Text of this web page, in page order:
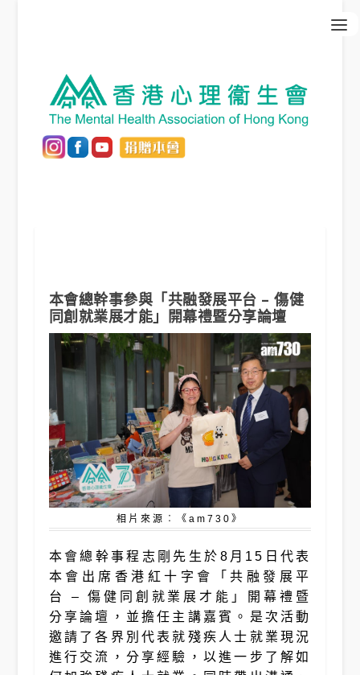
本會總幹事參與「共融發展平台 – 傷健
同創就業展才能」開幕禮暨分享論壇
相片來源︰《am730》
本會總幹事程志剛先生於8月15日代表
本會出席香港紅十字會「共融發展平
台 – 傷健同創就業展才能」開幕禮暨
分享論壇，並擔任主講嘉賓。是次活動
邀請了各界別代表就殘疾人士就業現況
進行交流，分享經驗，以進一步了解如